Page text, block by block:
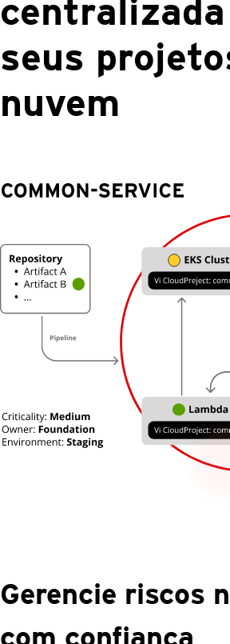
seus
nuvem
Gerencie riscos
com confiança